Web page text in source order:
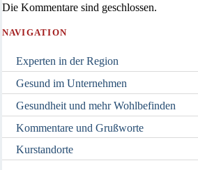
Die Kommentare sind geschlossen.
NAVIGATION
Experten in der Region
Gesund im Unternehmen
Gesundheit und mehr Wohlbefinden
Kommentare und Grußworte
Kurstandorte